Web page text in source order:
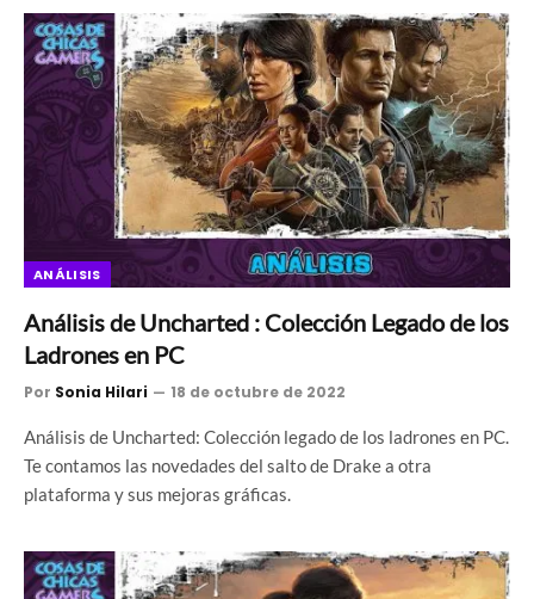
ANÁLISIS
Análisis de Uncharted : Colección Legado de los
Ladrones en PC
Por Sonia Hilari 18 de octubre de 2022
Análisis de Uncharted: Colección legado de los ladrones en PC.
Te contamos las novedades del salto de Drake a otra
plataforma y sus mejoras gráficas.